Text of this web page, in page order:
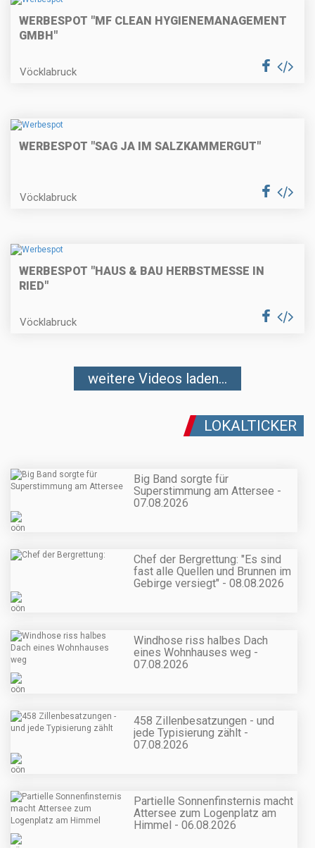
WERBESPOT "MF CLEAN HYGIENEMANAGEMENT
GMBH"
Vöcklabruck
WERBESPOT "SAG JA IM SALZKAMMERGUT"
Vöcklabruck
WERBESPOT "HAUS & BAU HERBSTMESSE IN
RIED"
Vöcklabruck
weitere Videos laden...
LOKALTICKER
Big Band sorgte für
Superstimmung am Attersee -
07.08.2026
Chef der Bergrettung: "Es sind
fast alle Quellen und Brunnen im
Gebirge versiegt" - 08.08.2026
Windhose riss halbes Dach
eines Wohnhauses weg -
07.08.2026
458 Zillenbesatzungen - und
jede Typisierung zählt -
07.08.2026
Partielle Sonnenfinsternis macht
Attersee zum Logenplatz am
Himmel - 06.08.2026